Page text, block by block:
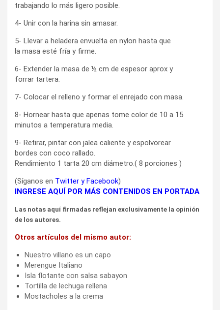
trabajando lo más ligero posible.
4- Unir con la harina sin amasar.
5- Llevar a heladera envuelta en nylon hasta que
la masa esté fría y firme.
6- Extender la masa de ½ cm de espesor aprox y
forrar tartera.
7- Colocar el relleno y formar el enrejado con masa.
8- Hornear hasta que apenas tome color de 10 a 15
minutos a temperatura media.
9- Retirar, pintar con jalea caliente y espolvorear
bordes con coco rallado.
Rendimiento 1 tarta 20 cm diámetro.( 8 porciones )
(Síganos en Twitter yFacebook)
INGRESE AQUÍ POR MÁS CONTENIDOS EN PORTADA
Las notas aquí firmadas reflejan exclusivamente la opinión
de los autores.
Otros artículos del mismo autor:
Nuestro villano es un capo
Merengue Italiano
Isla flotante con salsa sabayon
Tortilla de lechuga rellena
Mostacholes a la crema